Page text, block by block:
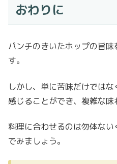
おわりに
パンチのきいたホップの旨
す。
しかし、単に苦味だけでは
感じることができ、複雑な味
料理に合わせるのは勿体な
でみましょう。